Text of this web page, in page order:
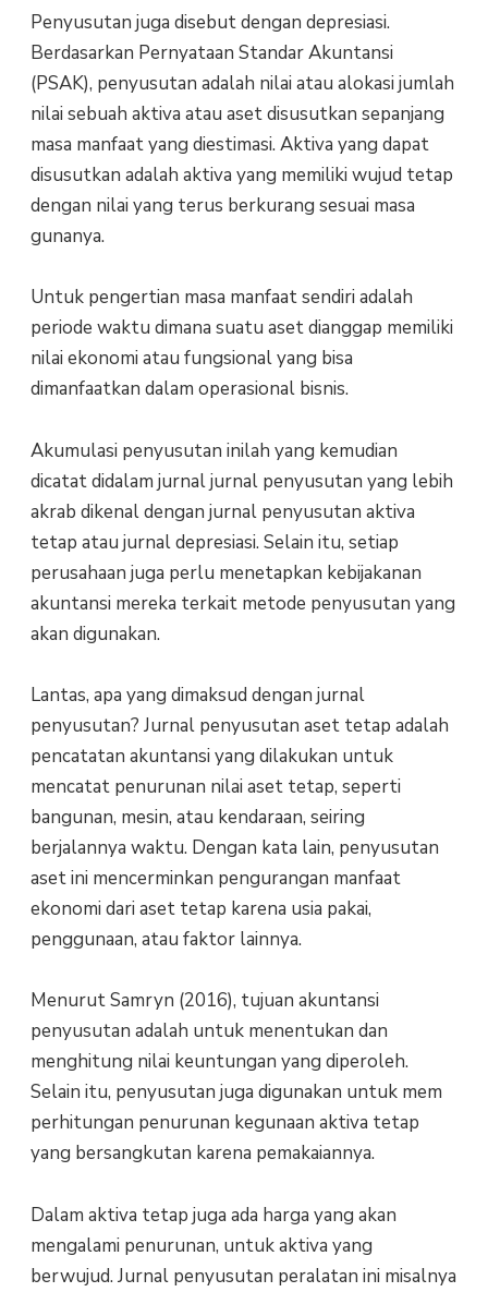
Penyusutan juga disebut dengan depresiasi.
Berdasarkan Pernyataan Standar Akuntansi
(PSAK), penyusutan adalah nilai atau alokasi jumlah
nilai sebuah aktiva atau aset disusutkan sepanjang
masa manfaat yang diestimasi. Aktiva yang dapat
disusutkan adalah aktiva yang memiliki wujud tetap
dengan nilai yang terus berkurang sesuai masa
gunanya.
Untuk pengertian masa manfaat sendiri adalah
periode waktu dimana suatu aset dianggap memiliki
nilai ekonomi atau fungsional yang bisa
dimanfaatkan dalam operasional bisnis.
Akumulasi penyusutan inilah yang kemudian
dicatat didalam jurnal jurnal penyusutan yang lebih
akrab dikenal dengan jurnal penyusutan aktiva
tetap atau jurnal depresiasi. Selain itu, setiap
perusahaan juga perlu menetapkan kebijakanan
akuntansi mereka terkait metode penyusutan yang
akan digunakan.
Lantas, apa yang dimaksud dengan jurnal
penyusutan? Jurnal penyusutan aset tetap adalah
pencatatan akuntansi yang dilakukan untuk
mencatat penurunan nilai aset tetap, seperti
bangunan, mesin, atau kendaraan, seiring
berjalannya waktu. Dengan kata lain, penyusutan
aset ini mencerminkan pengurangan manfaat
ekonomi dari aset tetap karena usia pakai,
penggunaan, atau faktor lainnya.
Menurut Samryn (2016), tujuan akuntansi
penyusutan adalah untuk menentukan dan
menghitung nilai keuntungan yang diperoleh.
Selain itu, penyusutan juga digunakan untuk mem
perhitungan penurunan kegunaan aktiva tetap
yang bersangkutan karena pemakaiannya.
Dalam aktiva tetap juga ada harga yang akan
mengalami penurunan, untuk aktiva yang
berwujud. Jurnal penyusutan peralatan ini misalnya